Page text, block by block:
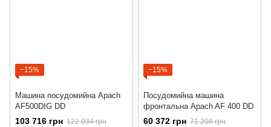
−15%
Машина посудомийна Apach
AF500DIG DD
103 716 грн 122 034 грн
−15%
Посудомийна машина
фронтальна Apach AF 400 DD
60 372 грн 71 208 грн